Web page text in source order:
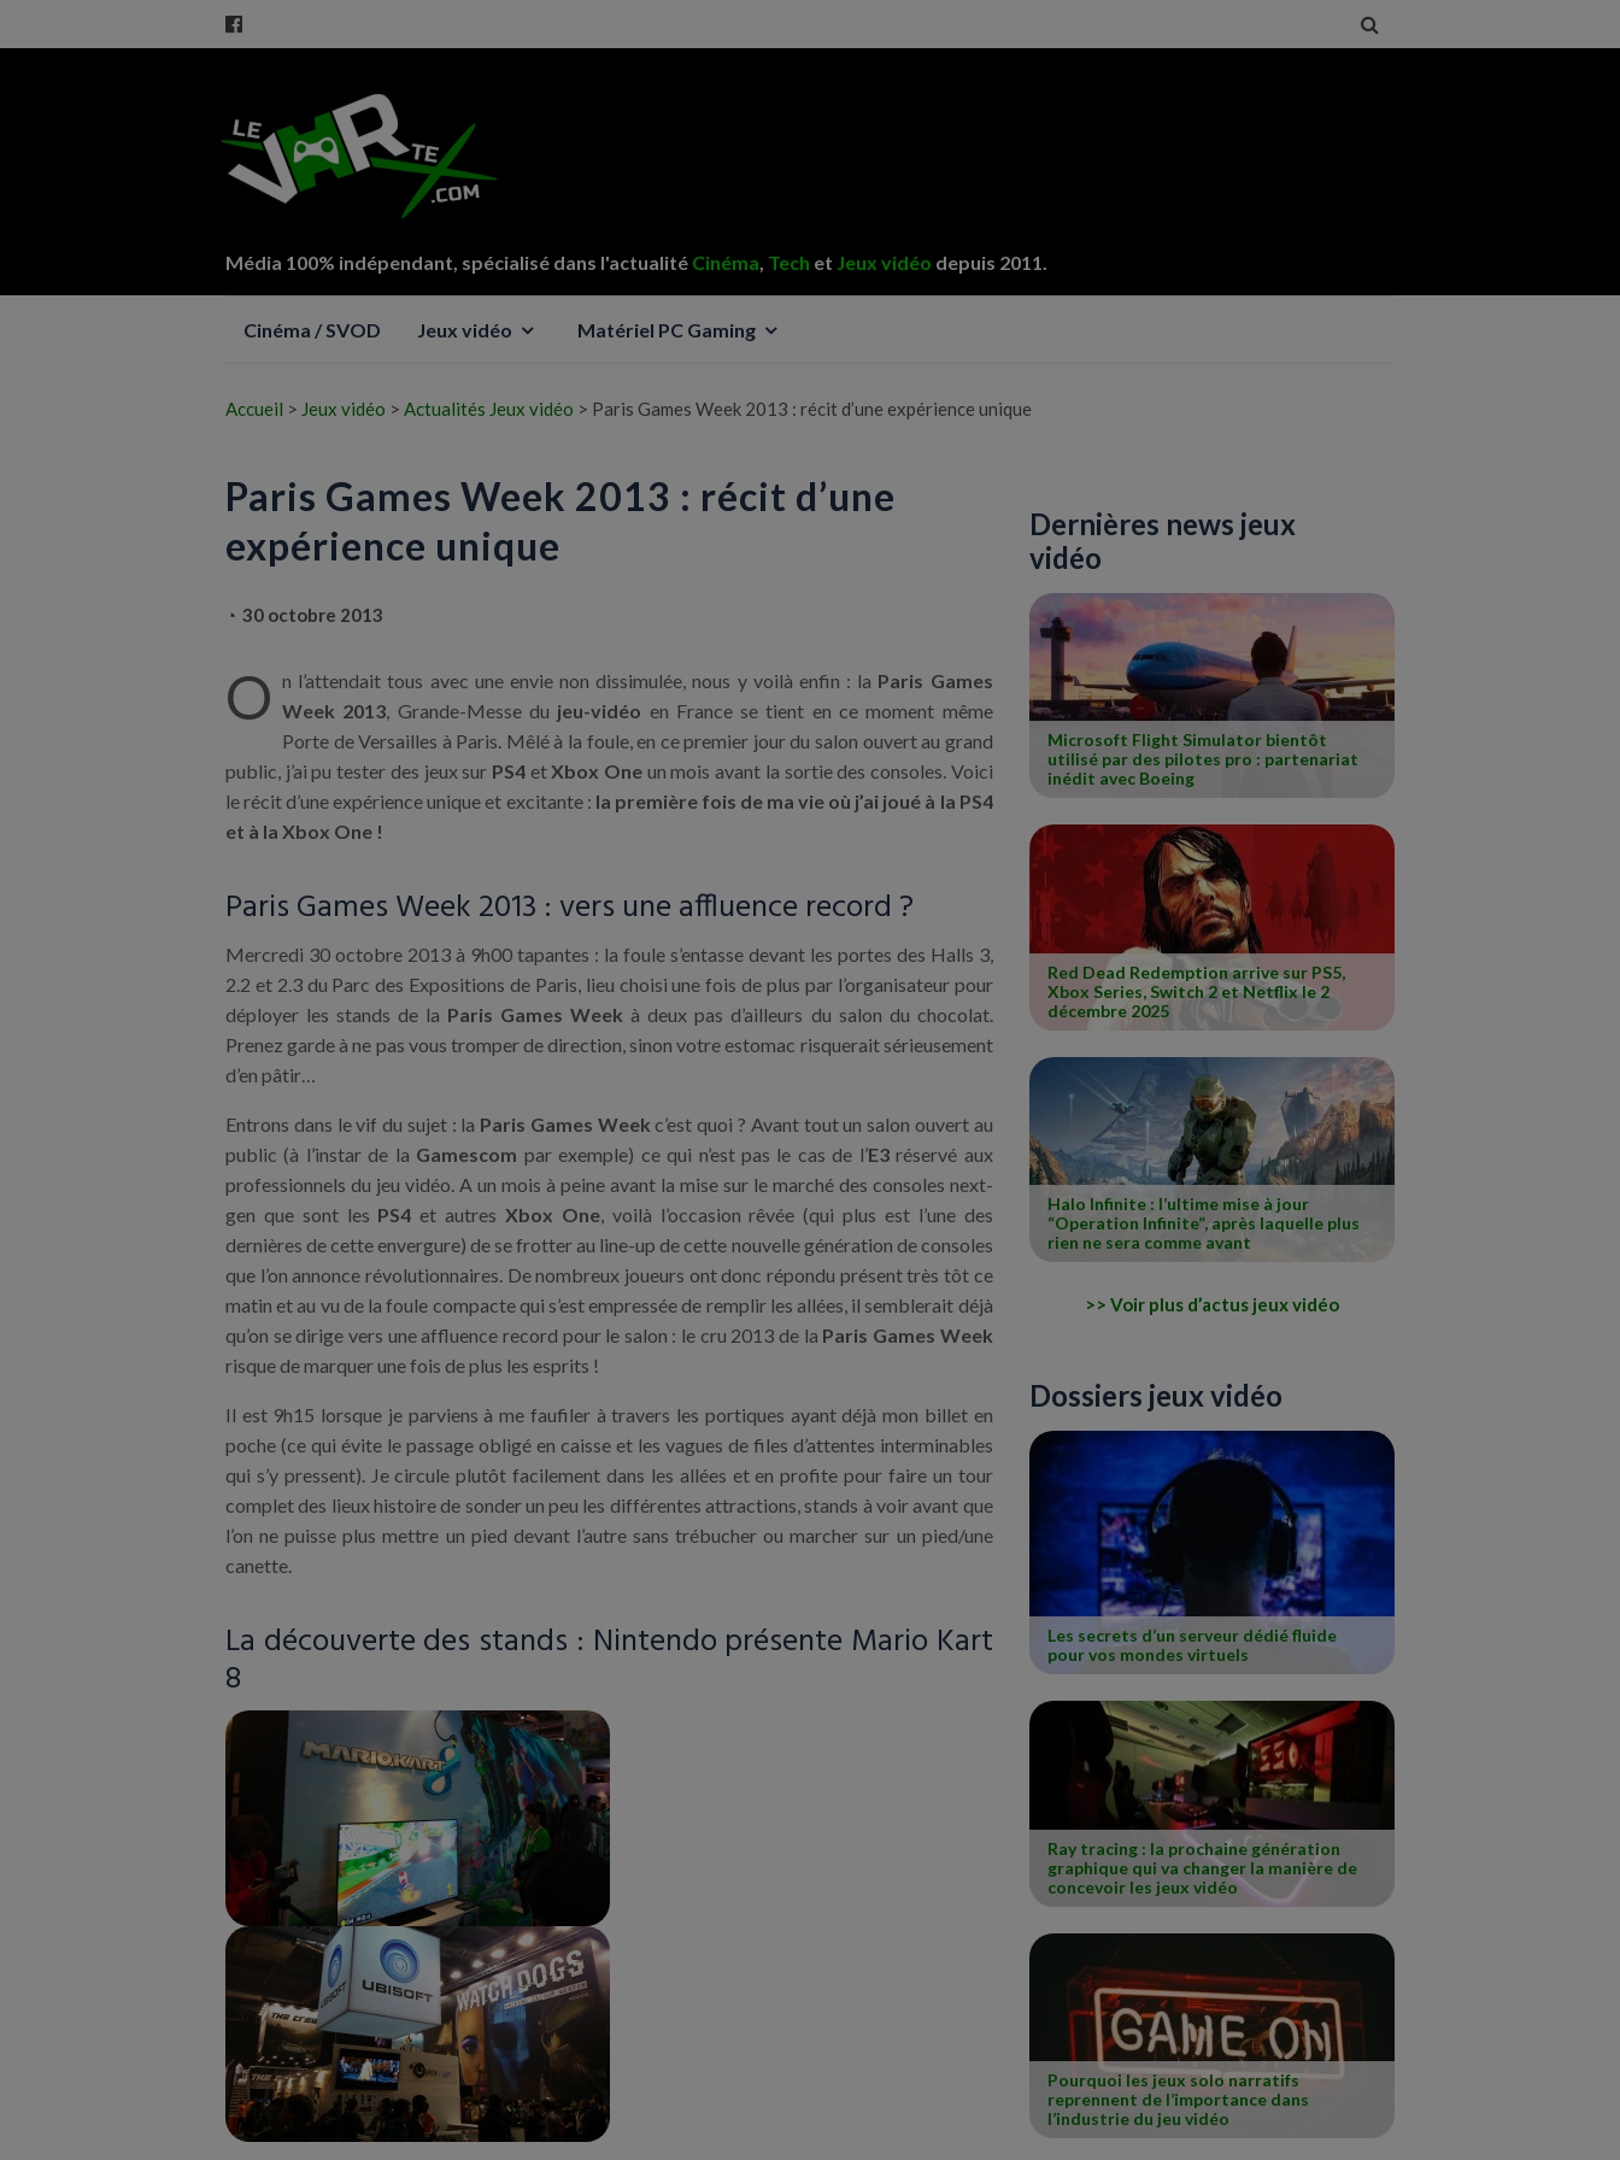
Média 100% indépendant, spécialisé dans l'actualité Cinéma, Tech et Jeux vidéo depuis 2011.
Cinéma / SVOD Jeux vidéo Matériel PC Gaming
Accueil > Jeux vidéo > Actualités Jeux vidéo > Paris Games Week 2013 : récit d’une expérience unique
Paris Games Week 2013 : récit d’une
expérience unique
30 octobre 2013
O n l’attendait tous avec une envie non dissimulée, nous y voilà enfin : la Paris Games
Week 2013, Grande-Messe du jeu-vidéo en France se tient en ce moment même
Porte de Versailles à Paris. Mêlé à la foule, en ce premier jour du salon ouvert au grand
public, j’ai pu tester des jeux sur PS4etXbox One un mois avant la sortie des consoles. Voici
le récit d’une expérience unique et excitante : la première fois de ma vie où j’ai joué à la PS4
et à la Xbox One !
Paris Games Week 2013 : vers une affluence record ?
Mercredi 30 octobre 2013 à 9h00 tapantes : la foule s’entasse devant les portes des Halls 3,
2.2 et 2.3 du Parc des Expositions de Paris, lieu choisi une fois de plus par l’organisateur pour
déployer les stands de la Paris Games Week à deux pas d’ailleurs du salon du chocolat.
Prenez garde à ne pas vous tromper de direction, sinon votre estomac risquerait sérieusement
d’en pâtir…
Entrons dans le vif du sujet : la Paris Games Week c’est quoi ? Avant tout un salon ouvert au
public (à l’instar de la Gamescom par exemple) ce qui n’est pas le cas de l’E3réservé aux
professionnels du jeu vidéo. A un mois à peine avant la mise sur le marché des consoles next-
gen que sont les PS4 et autres Xbox One, voilà l’occasion rêvée (qui plus est l’une des
dernières de cette envergure) de se frotter au line-up de cette nouvelle génération de consoles
que l’on annonce révolutionnaires. De nombreux joueurs ont donc répondu présent très tôt ce
matin et au vu de la foule compacte qui s’est empressée de remplir les allées, il semblerait déjà
qu’on se dirige vers une affluence record pour le salon : le cru 2013 de la Paris Games Week
risque de marquer une fois de plus les esprits !
Il est 9h15 lorsque je parviens à me faufiler à travers les portiques ayant déjà mon billet en
poche (ce qui évite le passage obligé en caisse et les vagues de files d’attentes interminables
qui s’y pressent). Je circule plutôt facilement dans les allées et en profite pour faire un tour
complet des lieux histoire de sonder un peu les différentes attractions, stands à voir avant que
l’on ne puisse plus mettre un pied devant l’autre sans trébucher ou marcher sur un pied/une
canette.
La découverte des stands : Nintendo présente Mario Kart
8
Dernières news jeux
vidéo
Microsoft Flight Simulator bientôt
utilisé par des pilotes pro : partenariat
inédit avec Boeing
Red Dead Redemption arrive sur PS5,
Xbox Series, Switch 2 et Netflix le 2
décembre 2025
Halo Infinite : l’ultime mise à jour
“Operation Infinite”, après laquelle plus
rien ne sera comme avant
Voir plus d’actus jeux vidéo
Dossiers jeux vidéo
Les secrets d’un serveur dédié fluide
pour vos mondes virtuels
Ray tracing : la prochaine génération
graphique qui va changer la manière de
concevoir les jeux vidéo
Pourquoi les jeux solo narratifs
reprennent de l’importance dans
l’industrie du jeu vidéo